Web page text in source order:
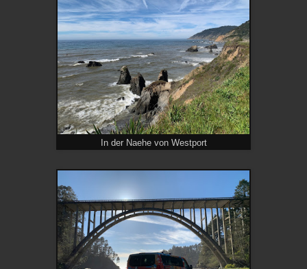
In der Naehe von Westport